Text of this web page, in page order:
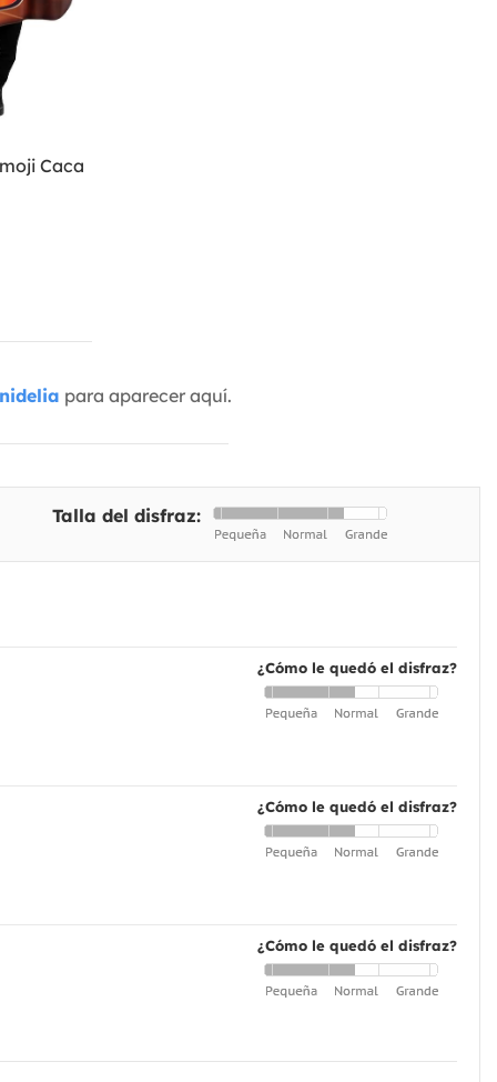
Caca
para aparecer aquí.
Talla del disfraz:
¿Cómo le quedó el disfraz?
¿Cómo le quedó el disfraz?
¿Cómo le quedó el disfraz?